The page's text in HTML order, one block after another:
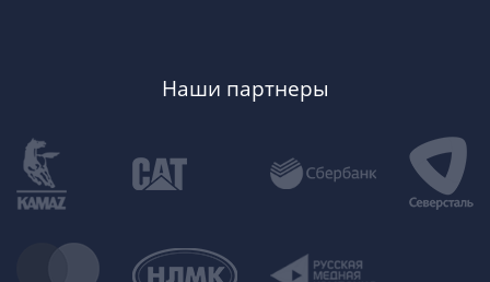
Наши партнеры